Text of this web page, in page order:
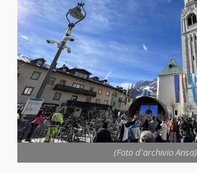
(Foto d'archivio Ansa)